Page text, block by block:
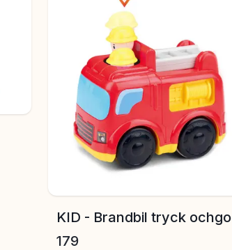
KID - Brandbil tryck ochgo
179